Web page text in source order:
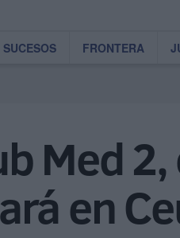
SUCESOS FRONTERA
Med
en